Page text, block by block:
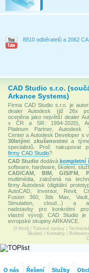
8810 odběratelů a 2062
CAD Studio s.r.o.
Arkance Systems)
Firma CAD Studio s.r.o. je
dealer Autodesk (již 26x
oceněna jako největší dealer
v ČR a SR: 1994-2020),
Platinum Partner, Autodesk
Center a Autodesk Developer s
30letými zkušenostmia
specialistů. Proč nakupovat
firmy CAD Studio?
CAD Studio dodávákompletní
software, hardware, školení,
CAD/CAM
BIM,GIS/FM ,
multimédia, založená na
firmy Autodesk (digitální
AutoCAD, Inventor, Revit,
Fusion 360, 3ds Max, Vault,
Simulation, cloud...) a
nadstavby pro konkrétní
vlastní vývoj). CAD Studio je
evropské skupiny ARKANCE.
O firmě Tiskové zprávy
Školení
Kontakty
O nás Řešení Služby